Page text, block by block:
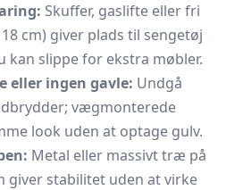
Skuffer, gaslifte eller fri
cm) giver plads til sengetøj
kan slippe for ekstra møbler.
eller ingen gavle: Undgå
vægmonterede
look uden at optage gulv.
Metal eller massivt træ på
giver stabilitet uden at virke